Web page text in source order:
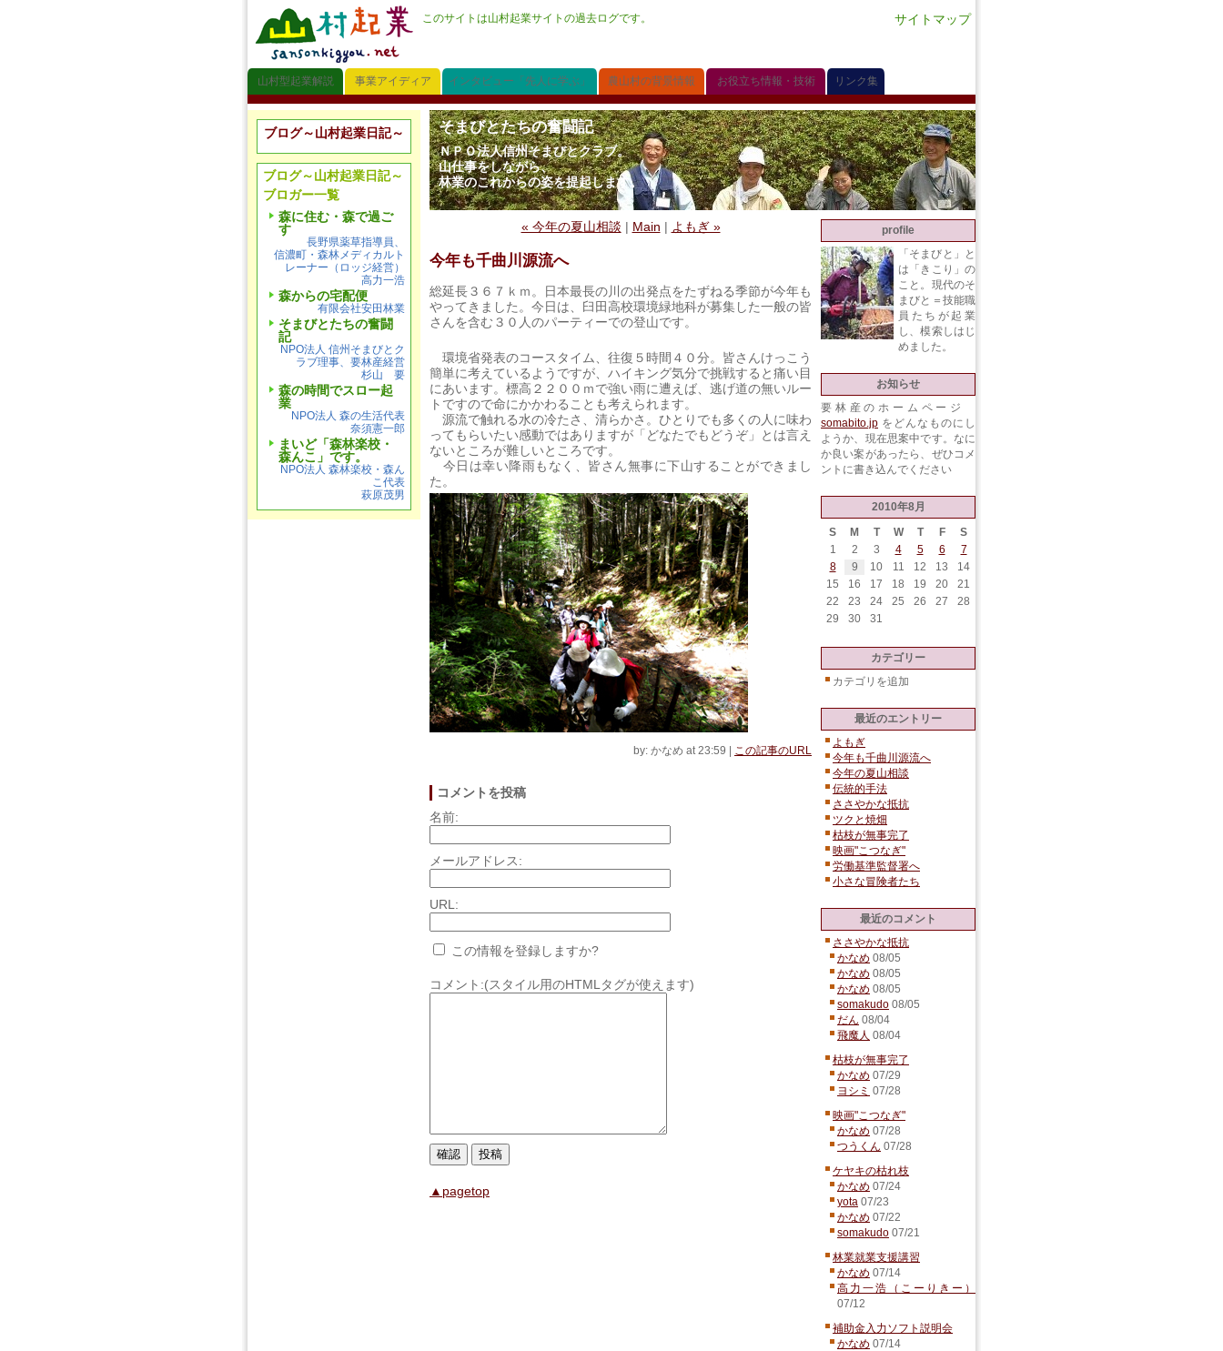
このサイトは山村起業サイトの過去ログです。 サイトマップ
山村型起業解説 事業アイディア インタビュー「先人に学ぶ」 農山村の背景情報 お役立ち情報・技術 リンク集
そまびとたちの奮闘記
ＮＰＯ法人信州そまびとクラブ。
山仕事をしながら、
林業のこれからの姿を提起します。
« 今年の夏山相談 | Main | よもぎ »
今年も千曲川源流へ
総延長３６７ｋｍ。日本最長の川の出発点をたずねる季節が今年も
やってきました。今日は、臼田高校環境緑地科が募集した一般の皆
さんを含む３０人のパーティーでの登山です。
環境省発表のコースタイム、往復５時間４０分。皆さんけっこう
簡単に考えているようですが、ハイキング気分で挑戦すると痛い目
にあいます。標高２２００ｍで強い雨に遭えば、逃げ道の無いルー
トですので命にかかわることも考えられます。
源流で触れる水の冷たさ、清らかさ。ひとりでも多くの人に味わ
ってもらいたい感動ではありますが「どなたでもどうぞ」とは言え
ないところが難しいところです。
今日は幸い降雨もなく、皆さん無事に下山することができまし
た。
by: かなめ at 23:59 この記事のURL
コメントを投稿
名前:
メールアドレス:
URL:
この情報を登録しますか?
コメント:(スタイル用のHTMLタグが使えます)
▲pagetop
profile
「そまびと」と
は「きこり」の
こと。現代のそ
まびと＝技能職
員たちが起業
し、模索しはじ
めました。
お知らせ
要林産のホームページ
somabito.jp をどんなものにし
ようか、現在思案中です。なに
か良い案があったら、ぜひコメ
ントに書き込んでください
2010年8月
S
M T W T F
S
1
2 3 4 5 6
7
8
9 10 11 12 13
14
15
16 17 18 19 20
21
22
23 24 25 26 27
28
29
30 31
カテゴリー
カテゴリを追加
最近のエントリー
よもぎ
今年も千曲川源流へ
今年の夏山相談
伝統的手法
ささやかな抵抗
ツクと焼畑
枯枝が無事完了
映画"こつなぎ"
労働基準監督署へ
小さな冒険者たち
最近のコメント
ささやかな抵抗
かなめ 08/05
かなめ 08/05
かなめ 08/05
somakudo 08/05
だん 08/04
飛魔人 08/04
枯枝が無事完了
かなめ 07/29
ヨシミ 07/28
映画"こつなぎ"
かなめ 07/28
つうくん 07/28
ケヤキの枯れ枝
かなめ 07/24
yota 07/23
かなめ 07/22
somakudo 07/21
林業就業支援講習
かなめ 07/14
高力一浩（こーりきー）
07/12
補助金入力ソフト説明会
かなめ 07/14
ブログ～山村起業日記～
ブログ～山村起業日記～
ブロガー一覧
森に住む・森で過ご
す
長野県薬草指導員、
信濃町・森林メディカルト
レーナー（ロッジ経営）
高力一浩
森からの宅配便
有限会社安田林業
そまびとたちの奮闘
記
NPO法人 信州そまびとク
ラブ理事、要林産経営
杉山 要
森の時間でスロー起
業
NPO法人 森の生活代表
奈須憲一郎
まいど「森林楽校・
森んこ」です。
NPO法人 森林楽校・森ん
こ代表
萩原茂男